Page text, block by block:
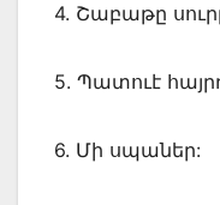
4. Շաբաթը
5. Պատուէ
6. Մի սպաներ: